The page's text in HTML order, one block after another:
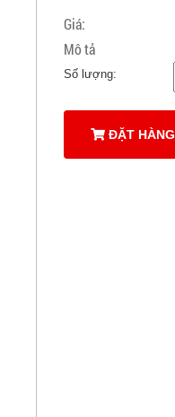
Giá:
Mô tả
Số lượng:
ĐẶT HÀNG